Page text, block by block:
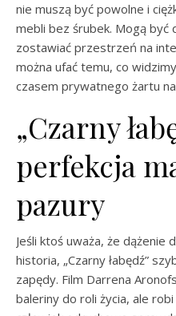
nie muszą być powolne i
mebli bez śrubek. Mogą być
zostawiać przestrzeń na
można ufać temu, co
czasem prywatnego żartu
„Czarny
perfekcja
pazury
Jeśli ktoś uważa, że dążenie
historia, „Czarny łabędź”
zapędy. Film Darrena
baleriny do roli życia, ale